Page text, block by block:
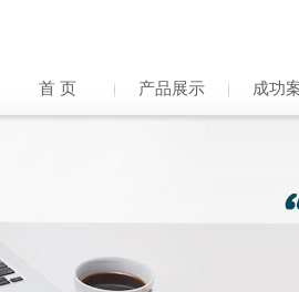
首 页 产品展示 成功